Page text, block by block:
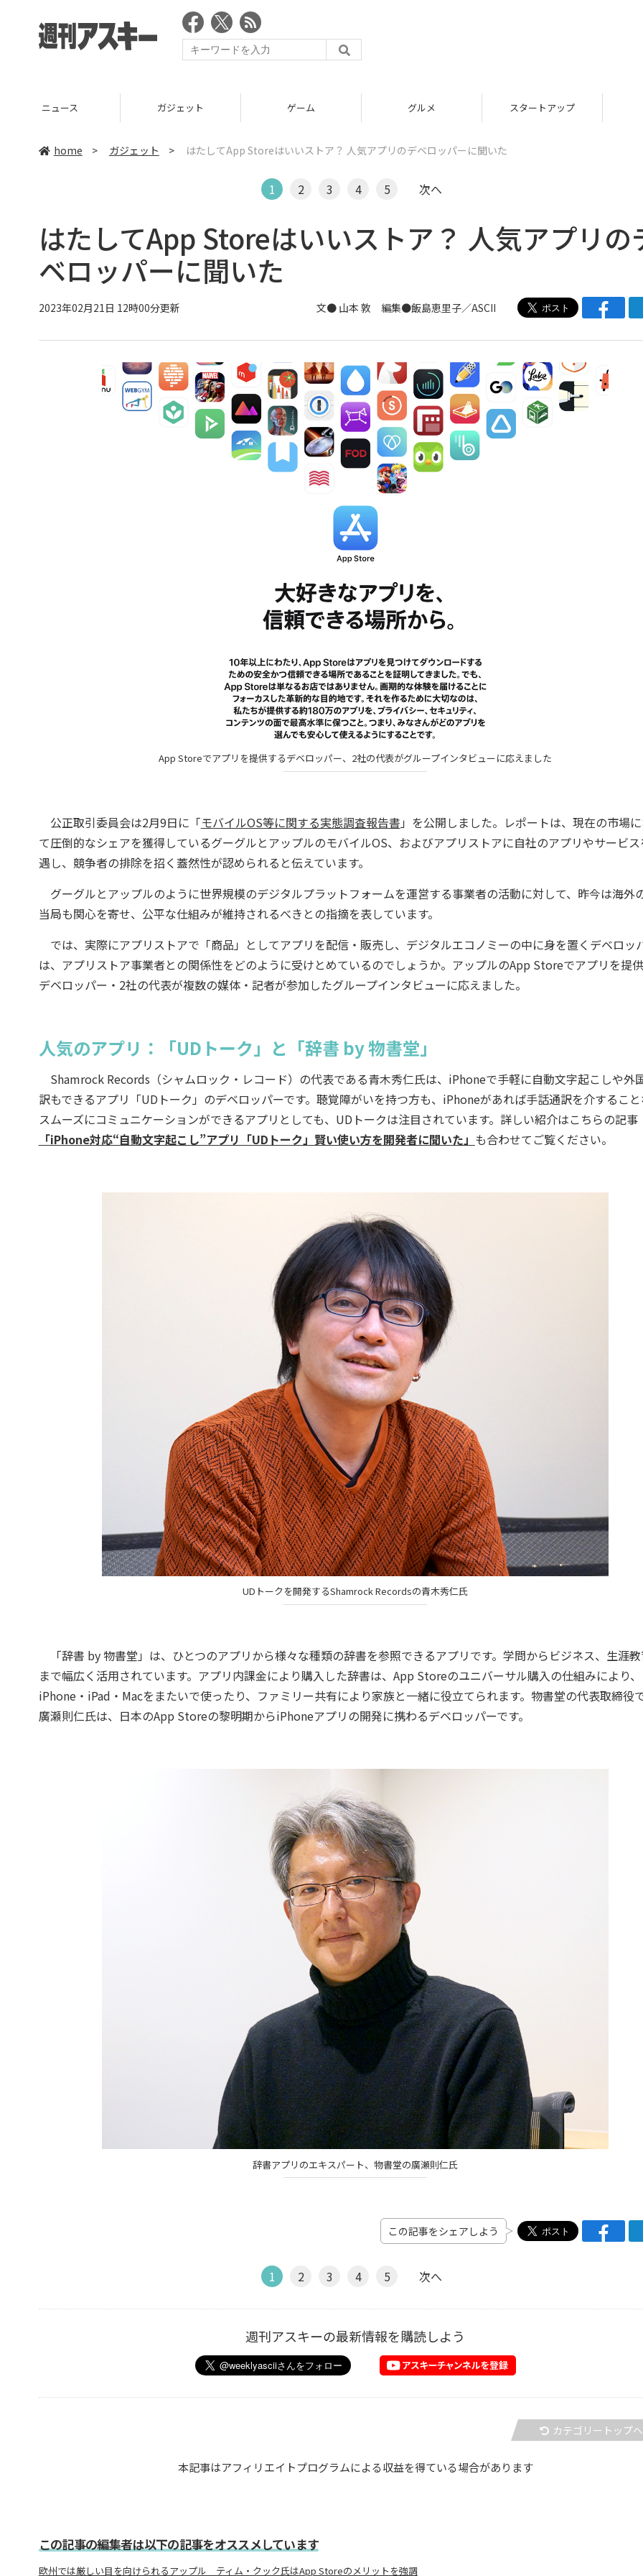
ニュース ガジェット ゲーム グルメ スタートアップ
home > ガジェット > はたしてApp Storeはいいストア？ 人気アプリのデベロッパーに聞いた
1 2 3 4 5 次へ
はたしてApp Storeはいいストア？ 人気アプリの
ベロッパーに聞いた
2023年02月21日 12時00分更新 文● 山本 敦 編集●飯島恵里子／ASCII
App Storeでアプリを提供するデベロッパー、2社の代表がグループインタビューに応えました
公正取引委員会は2月9日に「モバイルOS等に関する実態調査報告書 」を公開しました。レポートは、現在の市場
て圧倒的なシェアを獲得しているグーグルとアップルのモバイルOS、およびアプリストアに自社のアプリやサービス
遇し、競争者の排除を招く蓋然性が認められると伝えています。
グーグルとアップルのように世界規模のデジタルプラットフォームを運営する事業者の活動に対して、昨今は海外
当局も関心を寄せ、公平な仕組みが維持されるべきとの指摘を表しています。
では、実際にアプリストアで「商品」としてアプリを配信・販売し、デジタルエコノミーの中に身を置くデベロッ
は、アプリストア事業者との関係性をどのように受けとめているのでしょうか。アップルのApp Storeでアプリを提
デベロッパー・2社の代表が複数の媒体・記者が参加したグループインタビューに応えました。
人気のアプリ：「UDトーク」と「辞書 by 物書堂」
Shamrock Records（シャムロック・レコード）の代表である青木秀仁氏は、iPhoneで手軽に自動文字起こしや外
訳もできるアプリ「UDトーク」のデベロッパーです。聴覚障がいを持つ方も、iPhoneがあれば手話通訳を介すること
スムーズにコミュニケーションができるアプリとしても、UDトークは注目されています。詳しい紹介はこちらの記事
「iPhone対応“自動文字起こし”アプリ「UDトーク」賢い使い方を開発者に聞いた」 も合わせてご覧ください。
UDトークを開発するShamrock Recordsの青木秀仁氏
「辞書 by 物書堂」は、ひとつのアプリから様々な種類の辞書を参照できるアプリです。学問からビジネス、生涯
まで幅広く活用されています。アプリ内課金により購入した辞書は、App Storeのユニバーサル購入の仕組みにより、
iPhone・iPad・Macをまたいで使ったり、ファミリー共有により家族と一緒に役立てられます。物書堂の代表取締役
廣瀬則仁氏は、日本のApp Storeの黎明期からiPhoneアプリの開発に携わるデベロッパーです。
辞書アプリのエキスパート、物書堂の廣瀬則仁氏
この記事をシェアしよう
1 2 3 4 5 次へ
週刊アスキーの最新情報を購読しよう
カテゴリートップへ
本記事はアフィリエイトプログラムによる収益を得ている場合があります
この記事の編集者は以下の記事をオススメしています
欧州では厳しい目を向けられるアップル ティム・クック氏はApp Storeのメリットを強調